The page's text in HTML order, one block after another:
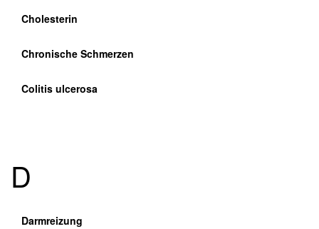
Cholesterin
Chronische Schmerzen
Colitis ulcerosa
D
Darmreizung